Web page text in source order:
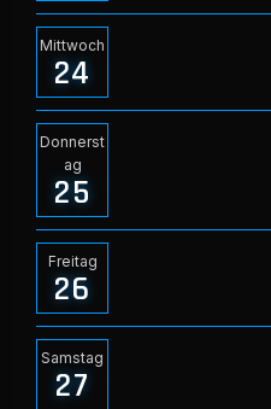
Mittwoch
24
Donnerst
ag
25
Freitag
26
Samstag
27